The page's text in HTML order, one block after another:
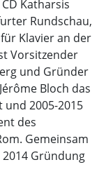
Katharsis
Rundschau,
Klavier an der
Vorsitzender
und Gründer
Bloch das
und 2005-2015
des
Gemeinsam
Gründung